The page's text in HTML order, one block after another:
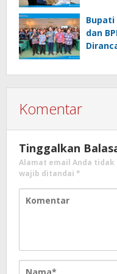
Bupati
dan
Komentar
Tinggalkan
Alamat email Anda
wajib ditandai *